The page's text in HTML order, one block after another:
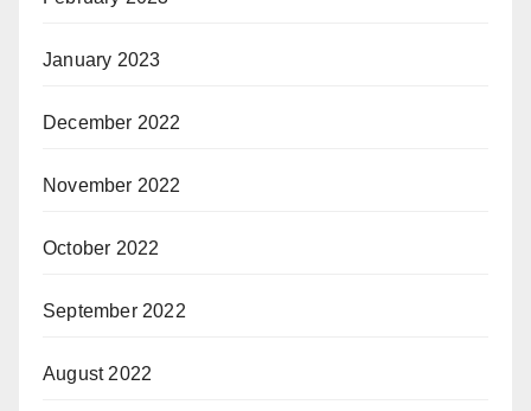
January 2023
December 2022
November 2022
October 2022
September 2022
August 2022